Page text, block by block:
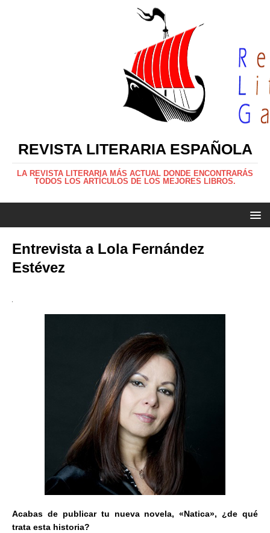
REVISTA LITERARIA ESPAÑOLA
LA REVISTA LITERARIA MÁS ACTUAL DONDE ENCONTRARÁS
TODOS LOS ARTÍCULOS DE LOS MEJORES LIBROS.
Entrevista a Lola Fernández
Estévez
Acabas de publicar tu nueva novela, «Natica», ¿de qué
trata esta historia?